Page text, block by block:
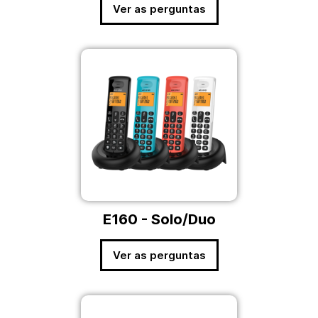
Ver as perguntas
E160 - Solo/Duo
Ver as perguntas